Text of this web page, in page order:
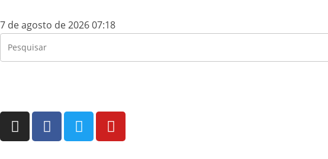
7 de agosto de 2026 07:18